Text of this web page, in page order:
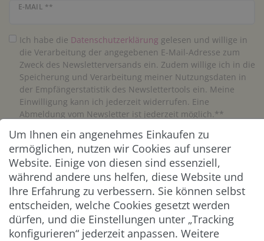
E-MAIL **
Newsletter Honig
Ich habe die Daten­schutz­erklärung gelesen und willige in
die Verarbeitung der angegebenen E-Mail-Adresse zum
Zweck des Newsletterversands ein. Zudem willige ich in die
Speicherung und Verarbeitung meiner Nutzungsdaten in
der Empfängerstatistik des Newslettertools ein. Meine
Einwilligung kann ich jederzeit widerrufen. Eine
Abmeldung vom Newsletter ist jederzeit möglich.**
Abonnieren
** Hierbei handelt es sich um ein Pflichtfeld.
ZAHLUNG & VERSAND
Um Ihnen ein angenehmes Einkaufen zu
ermöglichen, nutzen wir Cookies auf unserer
Website. Einige von diesen sind essenziell,
während andere uns helfen, diese Website und
Ihre Erfahrung zu verbessern. Sie können selbst
entscheiden, welche Cookies gesetzt werden
dürfen, und die Einstellungen unter „Tracking
konfigurieren“ jederzeit anpassen. Weitere